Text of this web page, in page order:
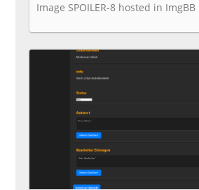
Image SPOILER-8 hosted in ImgBB